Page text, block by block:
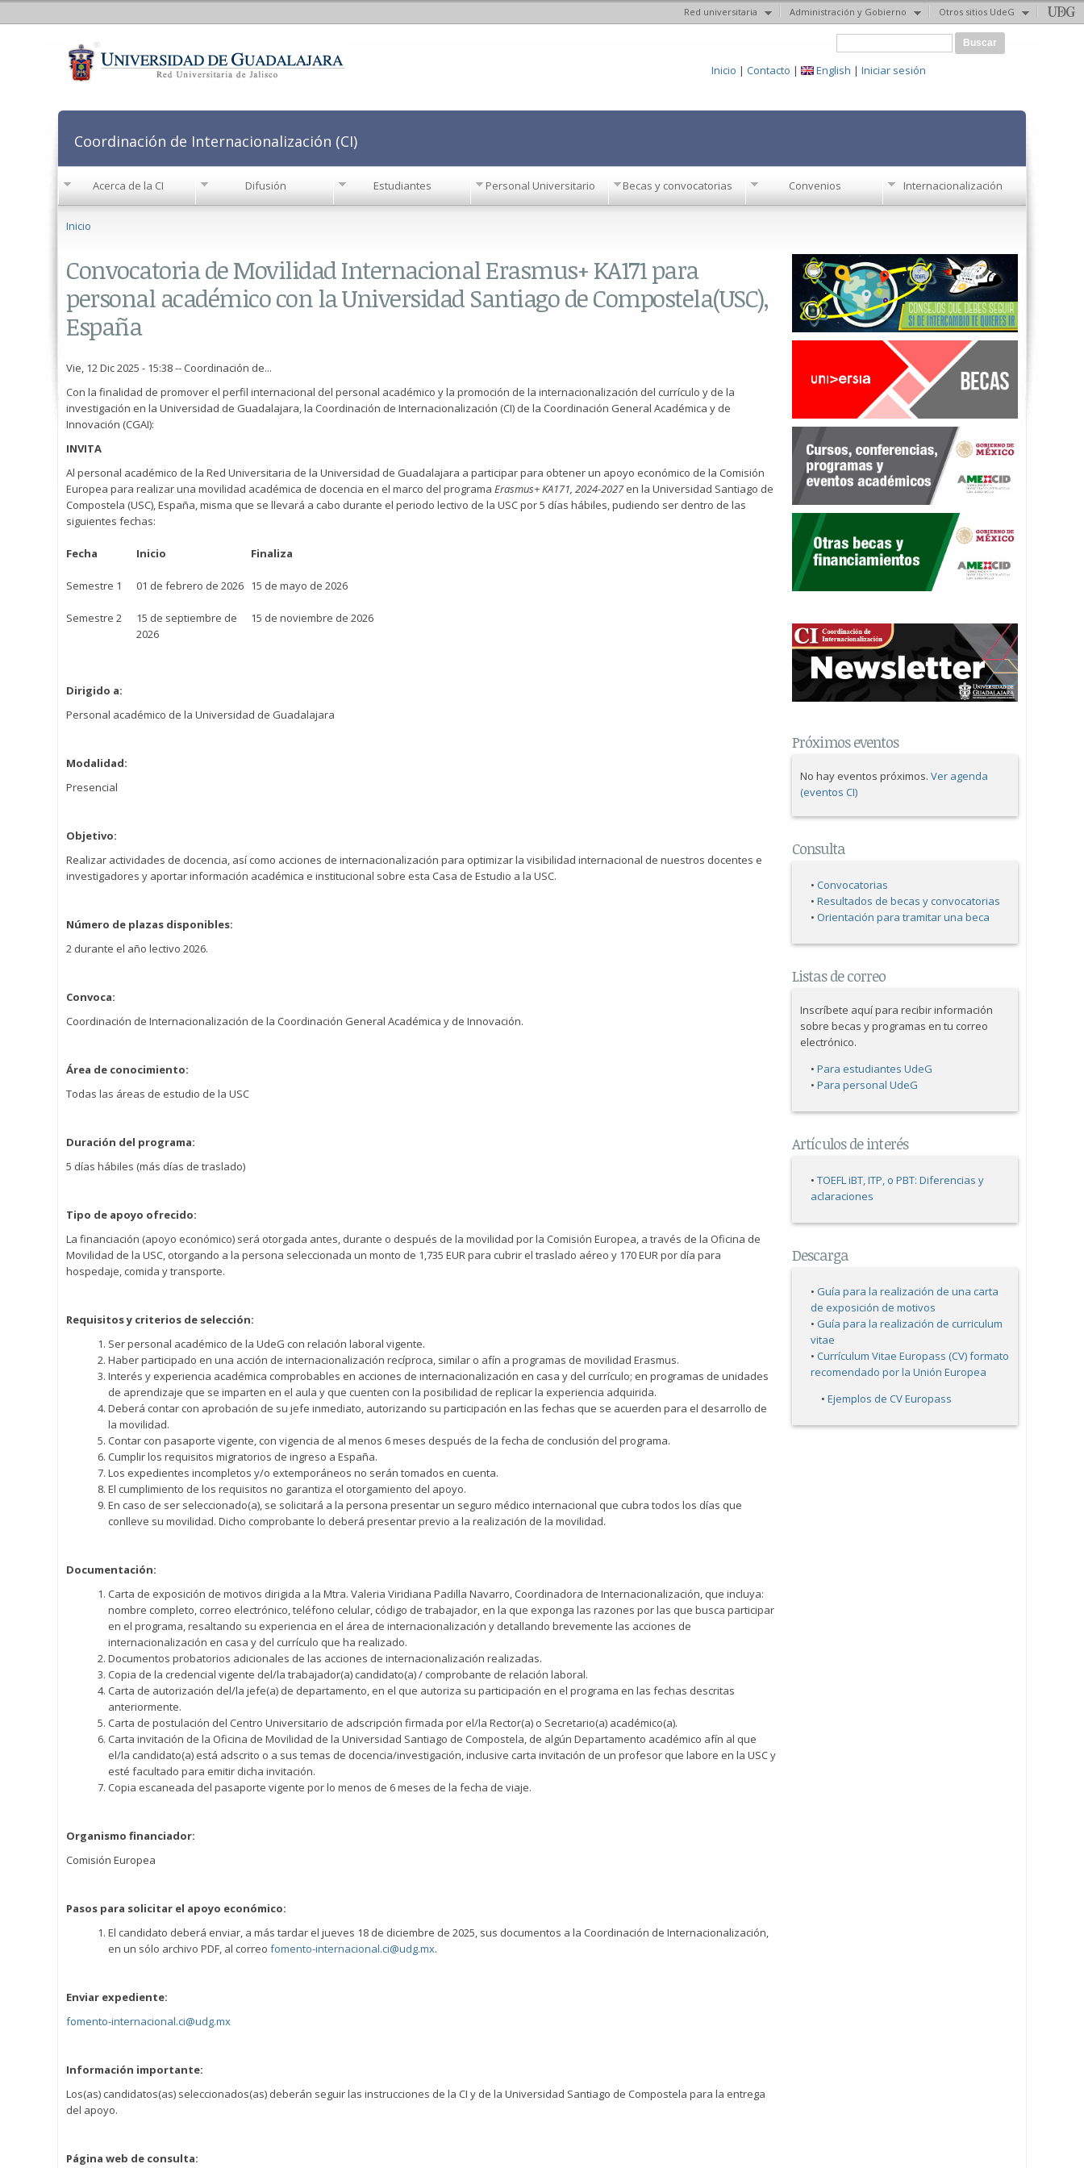
Red universitaria Administración y Gobierno Otros sitios UdeG
Formulario de búsqueda
Inicio | Contacto | English | Iniciar sesión
Coordinación de Internacionalización (CI)
Acerca de la CI Difusión Estudiantes Personal Universitario Becas y convocatorias Convenios Internacionalización
Se encuentra usted aquí
Inicio
Convocatoria de Movilidad Internacional Erasmus+ KA171 para
personal académico con la Universidad Santiago de Compostela(USC),
España
Vie, 12 Dic 2025 - 15:38-- Coordinación de...
Con la finalidad de promover el perfil internacional del personal académico y la promoción de la internacionalización del currículo y de la
investigación en la Universidad de Guadalajara, la Coordinación de Internacionalización (CI) de la Coordinación General Académica y de
Innovación (CGAI):
INVITA
Al personal académico de la Red Universitaria de la Universidad de Guadalajara a participar para obtener un apoyo económico de la Comisión
Europea para realizar una movilidad académica de docencia en el marco del programa Erasmus+ KA171, 2024-2027en la Universidad Santiago de
Compostela (USC), España, misma que se llevará a cabo durante el periodo lectivo de la USC por 5 días hábiles, pudiendo ser dentro de las
siguientes fechas:
Fecha Inicio Finaliza
Semestre 1 01 de febrero de 2026 15 de mayo de 2026
Semestre 2
15 de septiembre de
2026
15 de noviembre de 2026
Dirigido a:
Personal académico de la Universidad de Guadalajara
Modalidad:
Presencial
Objetivo:
Realizar actividades de docencia, así como acciones de internacionalización para optimizar la visibilidad internacional de nuestros docentes e
investigadores y aportar información académica e institucional sobre esta Casa de Estudio a la USC.
Número de plazas disponibles:
2 durante el año lectivo 2026.
Convoca:
Coordinación de Internacionalización de la Coordinación General Académica y de Innovación.
Área de conocimiento:
Todas las áreas de estudio de la USC
Duración del programa:
5 días hábiles (más días de traslado)
Tipo de apoyo ofrecido:
La financiación (apoyo económico) será otorgada antes, durante o después de la movilidad por la Comisión Europea, a través de la Oficina de
Movilidad de la USC, otorgando a la persona seleccionada un monto de 1,735 EUR para cubrir el traslado aéreo y 170 EUR por día para
hospedaje, comida y transporte.
Requisitos y criterios de selección:
Ser personal académico de la UdeG con relación laboral vigente.
Haber participado en una acción de internacionalización recíproca, similar o afín a programas de movilidad Erasmus.
Interés y experiencia académica comprobables en acciones de internacionalización en casa y del currículo; en programas de unidades
de aprendizaje que se imparten en el aula y que cuenten con la posibilidad de replicar la experiencia adquirida.
Deberá contar con aprobación de su jefe inmediato, autorizando su participación en las fechas que se acuerden para el desarrollo de
la movilidad.
Contar con pasaporte vigente, con vigencia de al menos 6 meses después de la fecha de conclusión del programa.
Cumplir los requisitos migratorios de ingreso a España.
Los expedientes incompletos y/o extemporáneos no serán tomados en cuenta.
El cumplimiento de los requisitos no garantiza el otorgamiento del apoyo.
En caso de ser seleccionado(a), se solicitará a la persona presentar un seguro médico internacional que cubra todos los días que
conlleve su movilidad. Dicho comprobante lo deberá presentar previo a la realización de la movilidad.
Documentación:
Carta de exposición de motivos dirigida a la Mtra. Valeria Viridiana Padilla Navarro, Coordinadora de Internacionalización, que incluya:
nombre completo, correo electrónico, teléfono celular, código de trabajador, en la que exponga las razones por las que busca participar
en el programa, resaltando su experiencia en el área de internacionalización y detallando brevemente las acciones de
internacionalización en casa y del currículo que ha realizado.
Documentos probatorios adicionales de las acciones de internacionalización realizadas.
Copia de la credencial vigente del/la trabajador(a) candidato(a) / comprobante de relación laboral.
Carta de autorización del/la jefe(a) de departamento, en el que autoriza su participación en el programa en las fechas descritas
anteriormente.
Carta de postulación del Centro Universitario de adscripción firmada por el/la Rector(a) o Secretario(a) académico(a).
Carta invitación de la Oficina de Movilidad de la Universidad Santiago de Compostela, de algún Departamento académico afín al que
el/la candidato(a) está adscrito o a sus temas de docencia/investigación, inclusive carta invitación de un profesor que labore en la USC y
esté facultado para emitir dicha invitación.
Copia escaneada del pasaporte vigente por lo menos de 6 meses de la fecha de viaje.
Organismo financiador:
Comisión Europea
Pasos para solicitar el apoyo económico:
El candidato deberá enviar, a más tardar el jueves 18 de diciembre de 2025, sus documentos a la Coordinación de Internacionalización,
en un sólo archivo PDF, al correo fomento-internacional.ci@udg.mx.
Enviar expediente:
fomento-internacional.ci@udg.mx
Información importante:
Los(as) candidatos(as) seleccionados(as) deberán seguir las instrucciones de la CI y de la Universidad Santiago de Compostela para la entrega
del apoyo.
Página web de consulta:
Próximos eventos
No hay eventos próximos. Ver agenda
(eventos CI)
Consulta
• Convocatorias
• Resultados de becas y convocatorias
• Orientación para tramitar una beca
Listas de correo
Inscríbete aquí para recibir información
sobre becas y programas en tu correo
electrónico.
• Para estudiantes UdeG
• Para personal UdeG
Artículos de interés
• TOEFL iBT, ITP, o PBT: Diferencias y
aclaraciones
Descarga
• Guía para la realización de una carta
de exposición de motivos
• Guía para la realización de curriculum
vitae
• Currículum Vitae Europass (CV) formato
recomendado por la Unión Europea
• Ejemplos de CV Europass